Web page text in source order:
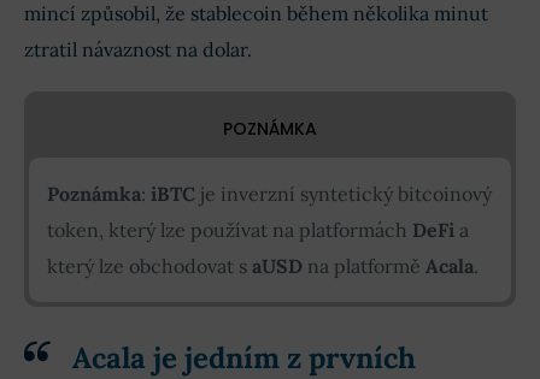
mincí způsobil, že stablecoin během několika minut
ztratil návaznost na dolar.
POZNÁMKA
Poznámka: iBTC je inverzní syntetický bitcoinový
token, který lze používat na platformách DeFi a
který lze obchodovat s aUSD na platformě Acala.
Acala je jedním z prvních